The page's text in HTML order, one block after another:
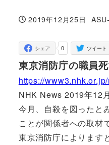
投稿日
2019年12月25日
著
0
シェア ツイート
東京消防庁の職員
https://
NHK News 2019年12
今月、自殺を図ったと
ことが関係者への取材
東京消防庁によります